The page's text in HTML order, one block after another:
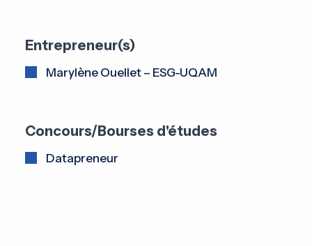
Entrepreneur(s)
Marylène Ouellet – ESG-UQAM
Concours/Bourses d'études
Datapreneur